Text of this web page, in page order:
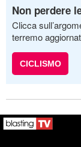
Non perdere
Clicca
terremo
CICLISMO